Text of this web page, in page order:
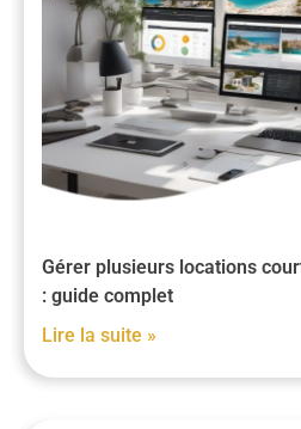
Gérer plusieurs locations
: guide complet
Lire la suite »